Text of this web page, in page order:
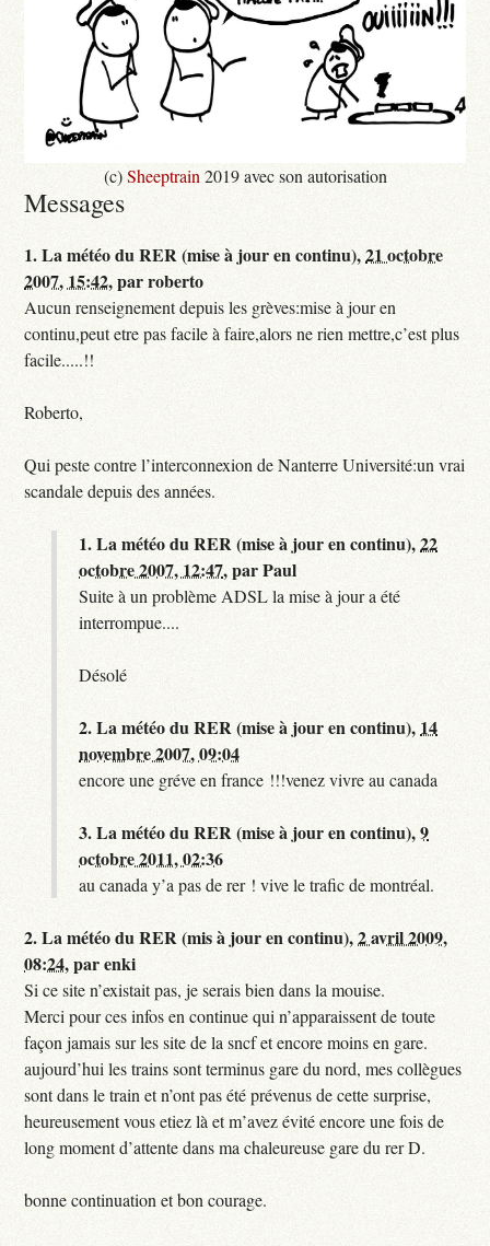
(c)Sheeptrain 2019 avec son autorisation
Messages
1.La météo du RER (mise à jour en continu),21 octobre
2007, 15:42,parroberto
Aucun renseignement depuis les grèves:mise à jour en
continu,peut etre pas facile à faire,alors ne rien mettre,c’est plus
facile.....!!
Roberto,
Qui peste contre l’interconnexion de Nanterre Université:un vrai
scandale depuis des années.
1.La météo du RER (mise à jour en continu),22
octobre 2007, 12:47,parPaul
Suite à un problème ADSL la mise à jour a été
interrompue....
Désolé
2.La météo du RER (mise à jour en continu), 14
novembre 2007, 09:04
encore une gréve en france !!!venez vivre au canada
3.La météo du RER (mise à jour en continu),9
octobre 2011, 02:36
au canada y’a pas de rer ! vive le trafic de montréal.
2.La météo du RER (mis à jour en continu),2 avril 2009,
08:24,parenki
Si ce site n’existait pas, je serais bien dans la mouise.
Merci pour ces infos en continue qui n’apparaissent de toute
façon jamais sur les site de la sncf et encore moins en gare.
aujourd’hui les trains sont terminus gare du nord, mes collègues
sont dans le train et n’ont pas été prévenus de cette surprise,
heureusement vous etiez là et m’avez évité encore une fois de
long moment d’attente dans ma chaleureuse gare du rer D.
bonne continuation et bon courage.